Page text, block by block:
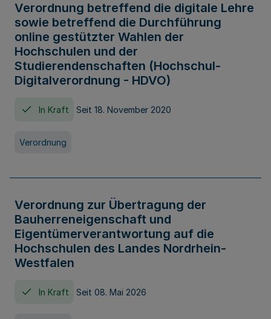
Verordnung betreffend die digitale Lehre
sowie betreffend die Durchführung
online gestützter Wahlen der
Hochschulen und der
Studierendenschaften (Hochschul-
Digitalverordnung - HDVO)
In Kraft Seit 18. November 2020
Verordnung
Verordnung zur Übertragung der
Bauherreneigenschaft und
Eigentümerverantwortung auf die
Hochschulen des Landes Nordrhein-
Westfalen
In Kraft Seit 08. Mai 2026